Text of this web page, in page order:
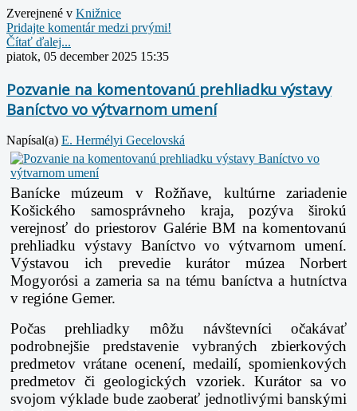
Zverejnené v Knižnice
Pridajte komentár medzi prvými!
Čítať ďalej...
piatok, 05 december 2025 15:35
Pozvanie na komentovanú prehliadku výstavy
Baníctvo vo výtvarnom umení
Napísal(a) E. Hermélyi Gecelovská
Banícke múzeum v Rožňave, kultúrne zariadenie
Košického samosprávneho kraja, pozýva širokú
verejnosť do priestorov Galérie BM na komentovanú
prehliadku výstavy Baníctvo vo výtvarnom umení.
Výstavou ich prevedie kurátor múzea Norbert
Mogyorósi a zameria sa na tému baníctva a hutníctva
v regióne Gemer.
Počas prehliadky môžu návštevníci očakávať
podrobnejšie predstavenie vybraných zbierkových
predmetov vrátane ocenení, medailí, spomienkových
predmetov či geologických vzoriek. Kurátor sa vo
svojom výklade bude zaoberať jednotlivými banskými